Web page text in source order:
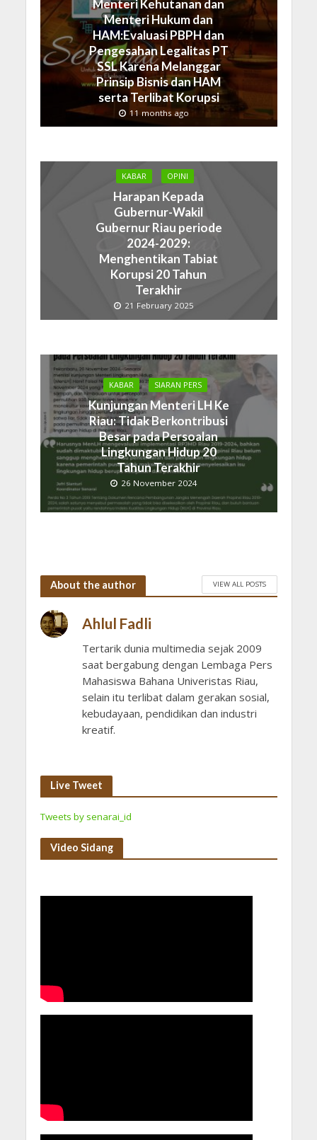
Menteri Kehutanan dan
Menteri Hukum dan
HAM:Evaluasi PBPH dan
Pengesahan Legalitas PT
SSL Karena Melanggar
Prinsip Bisnis dan HAM
serta Terlibat Korupsi
11 months ago
KABAR OPINI
Harapan Kepada
Gubernur-Wakil
Gubernur Riau periode
2024-2029:
Menghentikan Tabiat
Korupsi 20 Tahun
Terakhir
21 February 2025
KABAR SIARAN PERS
Kunjungan Menteri LH Ke
Riau: Tidak Berkontribusi
Besar pada Persoalan
Lingkungan Hidup 20
Tahun Terakhir
26 November 2024
About the author VIEW ALL POSTS
Ahlul Fadli
Tertarik dunia multimedia sejak 2009
saat bergabung dengan Lembaga Pers
Mahasiswa Bahana Univeristas Riau,
selain itu terlibat dalam gerakan sosial,
kebudayaan, pendidikan dan industri
kreatif.
Live Tweet
Tweets by senarai_id
Video Sidang